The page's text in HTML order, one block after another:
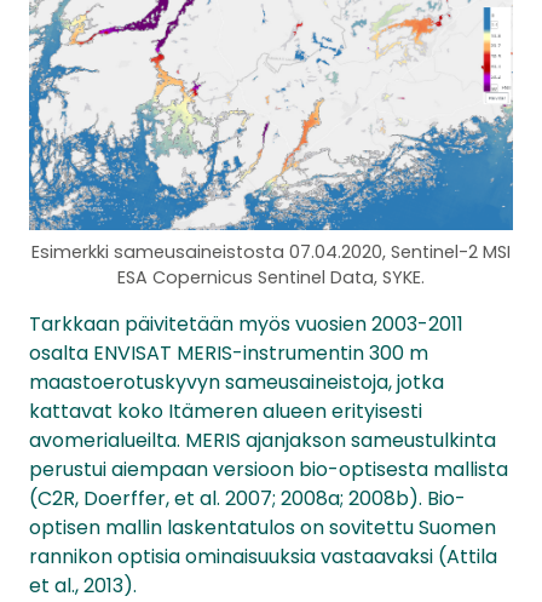
Esimerkki sameusaineistosta 07.04.2020, Sentinel-2 MSI
ESA Copernicus Sentinel Data, SYKE.
Tarkkaan päivitetään myös vuosien 2003-2011
osalta ENVISAT MERIS-instrumentin 300 m
maastoerotuskyvyn sameusaineistoja, jotka
kattavat koko Itämeren alueen erityisesti
avomerialueilta. MERIS ajanjakson sameustulkinta
perustui aiempaan versioon bio-optisesta mallista
(C2R, Doerffer, et al. 2007; 2008a; 2008b). Bio-
optisen mallin laskentatulos on sovitettu Suomen
rannikon optisia ominaisuuksia vastaavaksi (Attila
et al., 2013).